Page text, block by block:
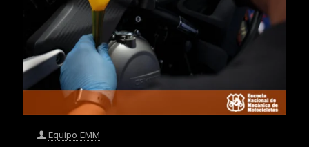
Equipo EMM